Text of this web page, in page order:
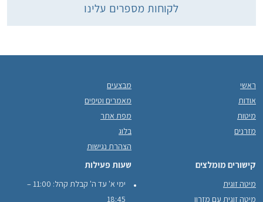
לקוחות מספרים עלינו
ראשי
אודות
מיטות
מזרנים
מבצעים
מאמרים וטיפים
מפת אתר
בלוג
הצהרת נגישות
קישורים מומלצים
מיטה זוגית
מיטה זוגית עם מזרון
שעות פעילות
ימי א' עד ה' קבלת קהל: 11:00 –
18:45